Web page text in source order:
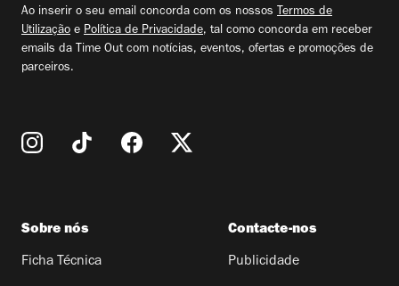
Ao inserir o seu email concorda com os nossos Termos de
Utilização e Política de Privacidade, tal como concorda em receber
emails da Time Out com notícias, eventos, ofertas e promoções de
parceiros.
Sobre nós
Ficha Técnica
Contacte-nos
Publicidade